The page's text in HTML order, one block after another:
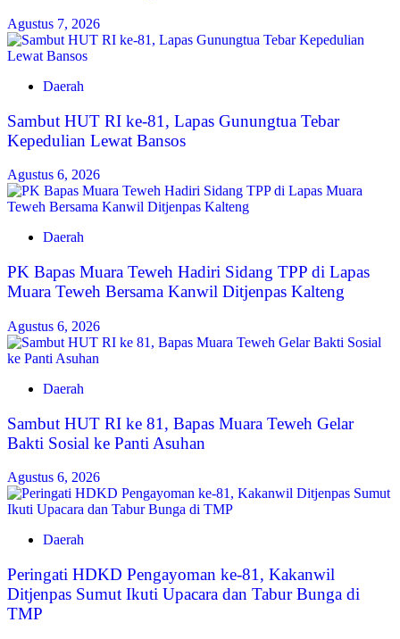
Agustus 7, 2026
Daerah
Sambut HUT RI ke-81, Lapas Gunungtua Tebar
Kepedulian Lewat Bansos
Agustus 6, 2026
Daerah
‎PK Bapas Muara Teweh Hadiri Sidang TPP di Lapas
Muara Teweh Bersama Kanwil Ditjenpas Kalteng
Agustus 6, 2026
Daerah
‎Sambut HUT RI ke 81, Bapas Muara Teweh Gelar
Bakti Sosial ke Panti Asuhan
Agustus 6, 2026
Daerah
Peringati HDKD Pengayoman ke-81, Kakanwil
Ditjenpas Sumut Ikuti Upacara dan Tabur Bunga di
TMP